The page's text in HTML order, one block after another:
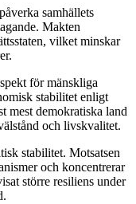
samhällets
Makten
vilket minskar
för mänskliga
stabilitet enligt
mest demokratiska land
och livskvalitet.
stabilitet. Motsatsen
och koncentrerar
större resiliens under